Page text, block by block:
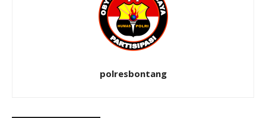
polresbontang